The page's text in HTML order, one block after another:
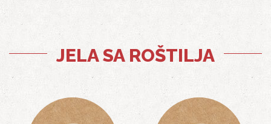
JELA SA ROŠTILJA